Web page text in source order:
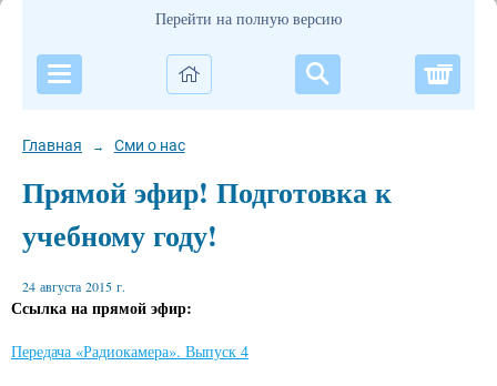
Перейти на полную версию
Главная → Сми о нас
Прямой эфир! Подготовка к
учебному году!
24 августа 2015 г.
Ссылка на прямой эфир:
Передача «Радиокамера». Выпуск 4